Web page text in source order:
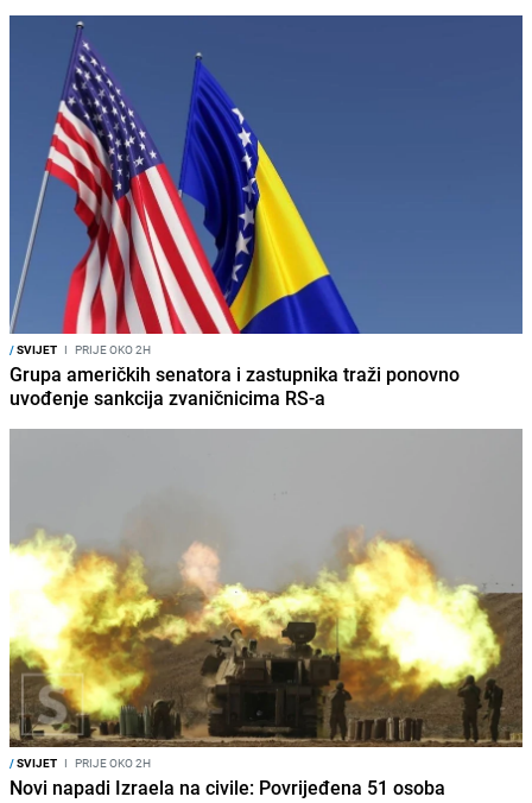
/SVIJET I PRIJE OKO 2H
Grupa američkih senatora i zastupnika traži ponovno
uvođenje sankcija zvaničnicima RS-a
/SVIJET I PRIJE OKO 2H
Novi napadi Izraela na civile: Povrijeđena 51 osoba